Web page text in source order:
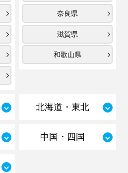
奈良県
滋賀県
和歌山県
北海道・東北
中国・四国